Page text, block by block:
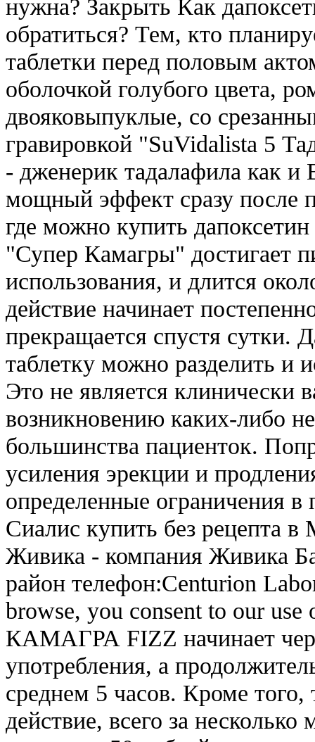
нужна? Закрыть Как
обратиться? Тем, кто
таблетки перед половым
оболочкой голубого цвета,
двояковыпуклые, со
гравировкой "SuVidalista 5
- дженерик тадалафила как и
мощный эффект сразу после
где можно купить
"Супер Камагры" достигает
использования, и длится
действие начинает
прекращается спустя сутки.
таблетку можно разделить и
Это не является клинически
возникновению каких-либо
большинства пациенток.
усиления эрекции и
определенные ограничения
Сиалис купить без рецепта
Живика - компания Живика
район телефон:Centurion
browse, you consent to our use
КАМАГРА FIZZ начинает
употребления, а
среднем 5 часов. Кроме того,
действие, всего за